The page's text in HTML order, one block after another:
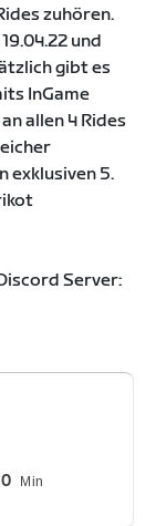
zuhören.
und
gibt es
InGame
allen 4 Rides
exklusiven 5.
Server:
Min